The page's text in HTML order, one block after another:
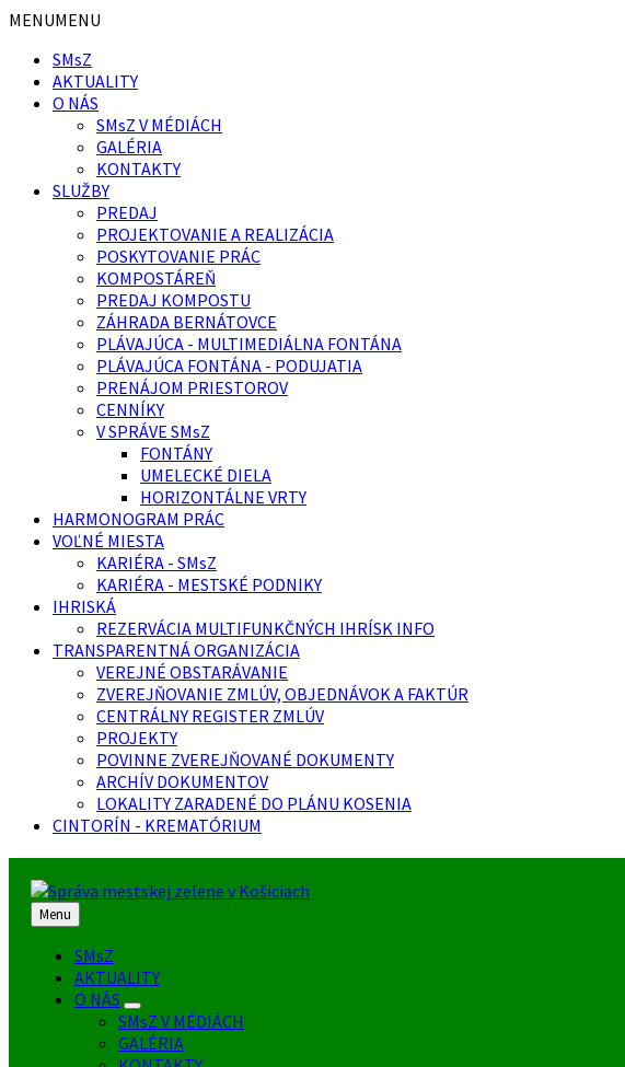
Preskočiť
obsah
Preskočiť
ľavý
panel
Preskočiť
pätičku
MENUMENU
SMsZ
AKTUALITY
O NÁS
SMsZ V MÉDIÁCH
GALÉRIA
KONTAKTY
SLUŽBY
PREDAJ
PROJEKTOVANIE A REALIZÁCIA
POSKYTOVANIE PRÁC
KOMPOSTÁREŇ
PREDAJ KOMPOSTU
ZÁHRADA BERNÁTOVCE
PLÁVAJÚCA - MULTIMEDIÁLNA FONTÁNA
PLÁVAJÚCA FONTÁNA - PODUJATIA
PRENÁJOM PRIESTOROV
CENNÍKY
V SPRÁVE SMsZ
FONTÁNY
UMELECKÉ DIELA
HORIZONTÁLNE VRTY
HARMONOGRAM PRÁC
VOĽNÉ MIESTA
KARIÉRA - SMsZ
KARIÉRA - MESTSKÉ PODNIKY
IHRISKÁ
REZERVÁCIA MULTIFUNKČNÝCH IHRÍSK INFO
TRANSPARENTNÁ ORGANIZÁCIA
VEREJNÉ OBSTARÁVANIE
ZVEREJŇOVANIE ZMLÚV, OBJEDNÁVOK A FAKTÚR
CENTRÁLNY REGISTER ZMLÚV
PROJEKTY
POVINNE ZVEREJŇOVANÉ DOKUMENTY
ARCHÍV DOKUMENTOV
LOKALITY ZARADENÉ DO PLÁNU KOSENIA
CINTORÍN - KREMATÓRIUM
Menu
SMsZ
AKTUALITY
O NÁS
SMsZ V MÉDIÁCH
GALÉRIA